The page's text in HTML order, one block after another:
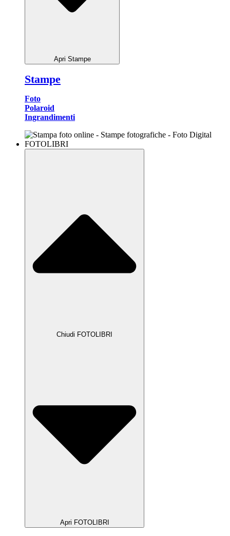
Apri Stampe
Stampe
Foto
Polaroid
Ingrandimenti
FOTOLIBRI
Chiudi FOTOLIBRI
Apri FOTOLIBRI